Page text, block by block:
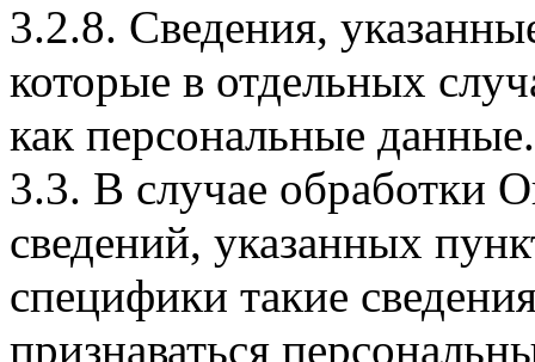
3.2.8. Сведения,
которые в отдельных
как персональные данные.
3.3. В случае обработки
сведений, указанных
специфики такие
признаваться